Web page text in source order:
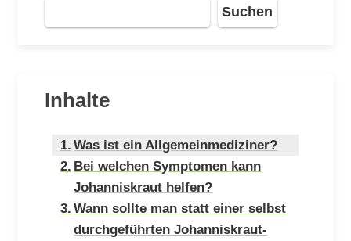
Suchen
Inhalte
Was ist ein Allgemeinmediziner?
Bei welchen Symptomen kann
Johanniskraut helfen?
Wann sollte man statt einer selbst
durchgeführten Johanniskraut-